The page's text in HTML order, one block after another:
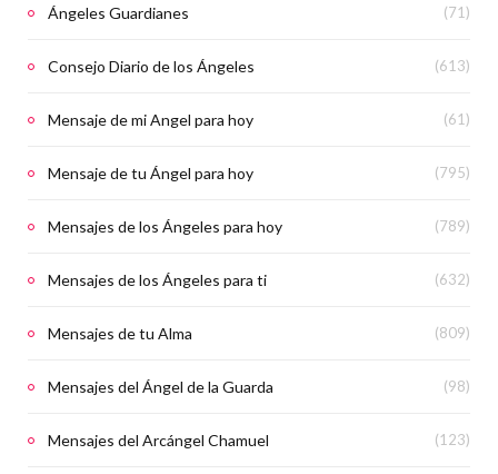
Ángeles Guardianes (71)
Consejo Diario de los Ángeles (613)
Mensaje de mi Angel para hoy (61)
Mensaje de tu Ángel para hoy (795)
Mensajes de los Ángeles para hoy (789)
Mensajes de los Ángeles para ti (632)
Mensajes de tu Alma (809)
Mensajes del Ángel de la Guarda (98)
Mensajes del Arcángel Chamuel (123)